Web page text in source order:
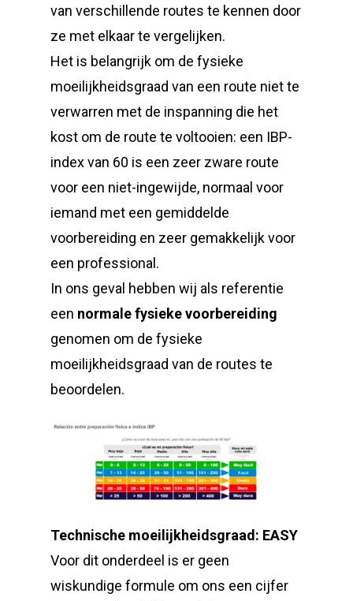
van verschillende routes te kennen door
ze met elkaar te vergelijken.
Het is belangrijk om de fysieke
moeilijkheidsgraad van een route niet te
verwarren met de inspanning die het
kost om de route te voltooien: een IBP-
index van 60 is een zeer zware route
voor een niet-ingewijde, normaal voor
iemand met een gemiddelde
voorbereiding en zeer gemakkelijk voor
een professional.
In ons geval hebben wij als referentie
een normale fysieke voorbereiding
genomen om de fysieke
moeilijkheidsgraad van de routes te
beoordelen.
Technische moeilijkheidsgraad: EASY
Voor dit onderdeel is er geen
wiskundige formule om ons een cijfer